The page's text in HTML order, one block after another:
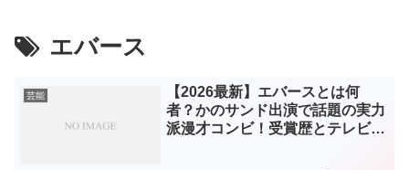
エバース
芸能
【2026最新】エバースとは何
者？かのサンド出演で話題の実力
派漫才コンビ！受賞歴とテレビ出